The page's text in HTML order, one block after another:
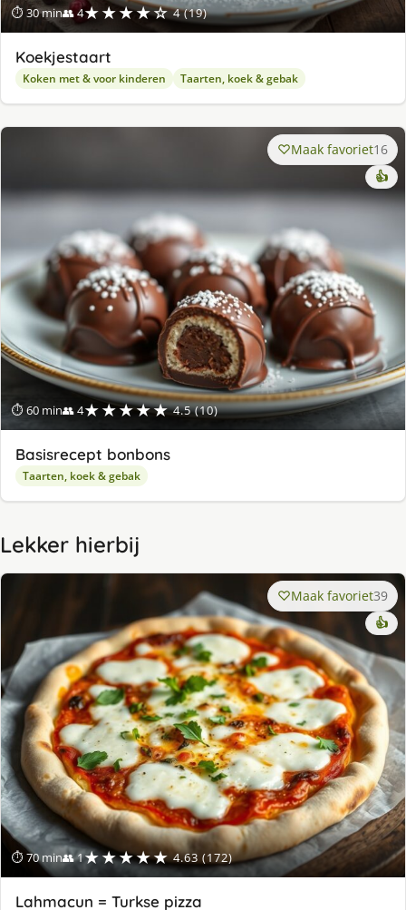
⏱ 30 min👥 4★★★★☆ 4 (19)
Koekjestaart
Koken met & voor kinderen Taarten, koek & gebak
⏱ 60 min👥 4★★★★★ 4.5 (10)
Maak favoriet16
👍
Basisrecept bonbons
Taarten, koek & gebak
Lekker hierbij
⏱ 70 min👥 1★★★★★ 4.63 (172)
Maak favoriet39
👍
Lahmacun = Turkse pizza